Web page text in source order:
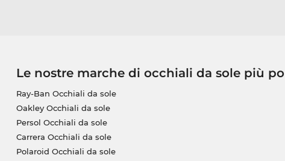
Le nostre marche di occhiali da sole più
Ray-Ban Occhiali da sole
Oakley Occhiali da sole
Persol Occhiali da sole
Carrera Occhiali da sole
Polaroid Occhiali da sole